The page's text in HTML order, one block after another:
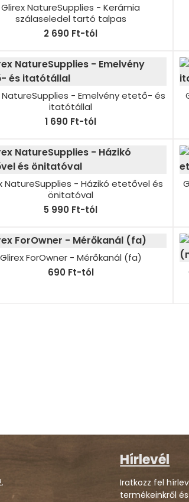
Glirex NatureSupplies - Kerámia
szálaseledel tartó talpas
2 690 Ft-tól
NatureSupplies - Emelvény etető- és
itatótállal
1 690 Ft-tól
NatureSupplies - Házikó etetővel és
önitatóval
5 990 Ft-tól
Glirex ForOwner - Mérőkanál (fa)
690 Ft-tól
Hírlevél
Iratkozz fel
termékeinkről